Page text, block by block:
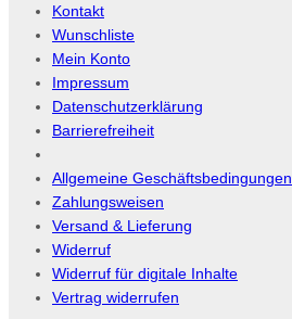
Kontakt
Wunschliste
Mein Konto
Impressum
Datenschutzerklärung
Barrierefreiheit
Allgemeine Geschäftsbedingungen
Zahlungsweisen
Versand & Lieferung
Widerruf
Widerruf für digitale Inhalte
Vertrag widerrufen